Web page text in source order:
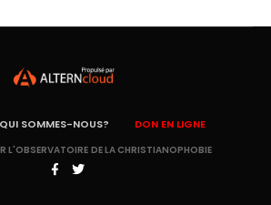
QUI SOMMES-NOUS? DON EN LIGNE
DE LA CHRISTIANOPHOBIE